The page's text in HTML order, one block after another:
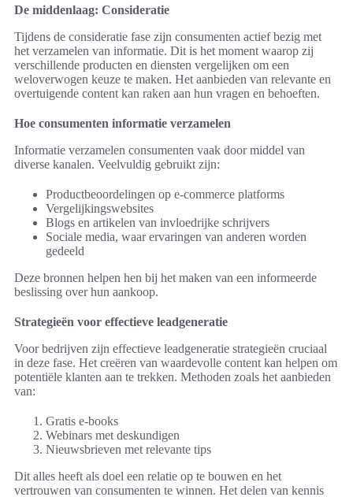
De middenlaag: Consideratie
Tijdens de consideratie fase zijn consumenten actief bezig met
het verzamelen van informatie. Dit is het moment waarop zij
verschillende producten en diensten vergelijken om een
weloverwogen keuze te maken. Het aanbieden van relevante en
overtuigende content kan raken aan hun vragen en behoeften.
Hoe consumenten informatie verzamelen
Informatie verzamelen consumenten vaak door middel van
diverse kanalen. Veelvuldig gebruikt zijn:
Productbeoordelingen op e-commerce platforms
Vergelijkingswebsites
Blogs en artikelen van invloedrijke schrijvers
Sociale media, waar ervaringen van anderen worden
gedeeld
Deze bronnen helpen hen bij het maken van een informeerde
beslissing over hun aankoop.
Strategieën voor effectieve leadgeneratie
Voor bedrijven zijn effectieve leadgeneratie strategieën cruciaal
in deze fase. Het creëren van waardevolle content kan helpen om
potentiële klanten aan te trekken. Methoden zoals het aanbieden
van:
Gratis e-books
Webinars met deskundigen
Nieuwsbrieven met relevante tips
Dit alles heeft als doel een relatie op te bouwen en het
vertrouwen van consumenten te winnen. Het delen van kennis